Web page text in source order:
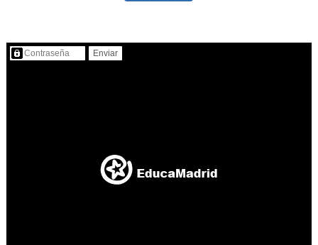
Contenido protegido…